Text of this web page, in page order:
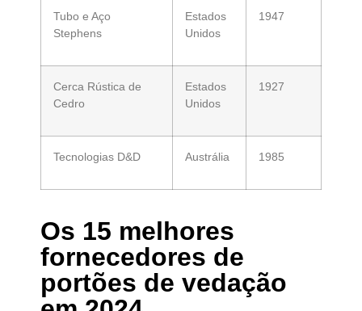
Tubo e Aço
Stephens
Estados
Unidos
1947
Cerca Rústica de
Cedro
Estados
Unidos
1927
Tecnologias D&D Austrália 1985
Os 15 melhores
fornecedores de
portões de vedação